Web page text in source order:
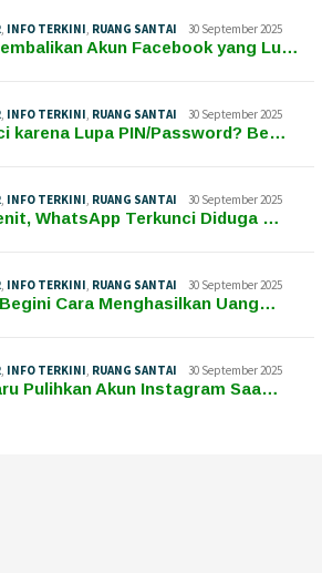
, INFO TERKINI, RUANG SANTAI 30 September 2025
Akun Facebook yang Lu…
, INFO TERKINI, RUANG SANTAI 30 September 2025
karena Lupa PIN/Password? Be…
, INFO TERKINI, RUANG SANTAI 30 September 2025
WhatsApp Terkunci Diduga …
, INFO TERKINI, RUANG SANTAI 30 September 2025
Begini Cara Menghasilkan Uang…
, INFO TERKINI, RUANG SANTAI 30 September 2025
Pulihkan Akun Instagram Saa…